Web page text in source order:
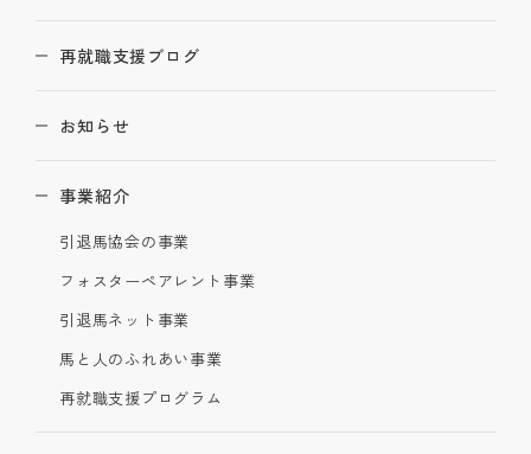
再就職支援ブログ
お知らせ
事業紹介
引退馬協会の事業
フォスターペアレント事業
引退馬ネット事業
馬と人のふれあい事業
再就職支援プログラム